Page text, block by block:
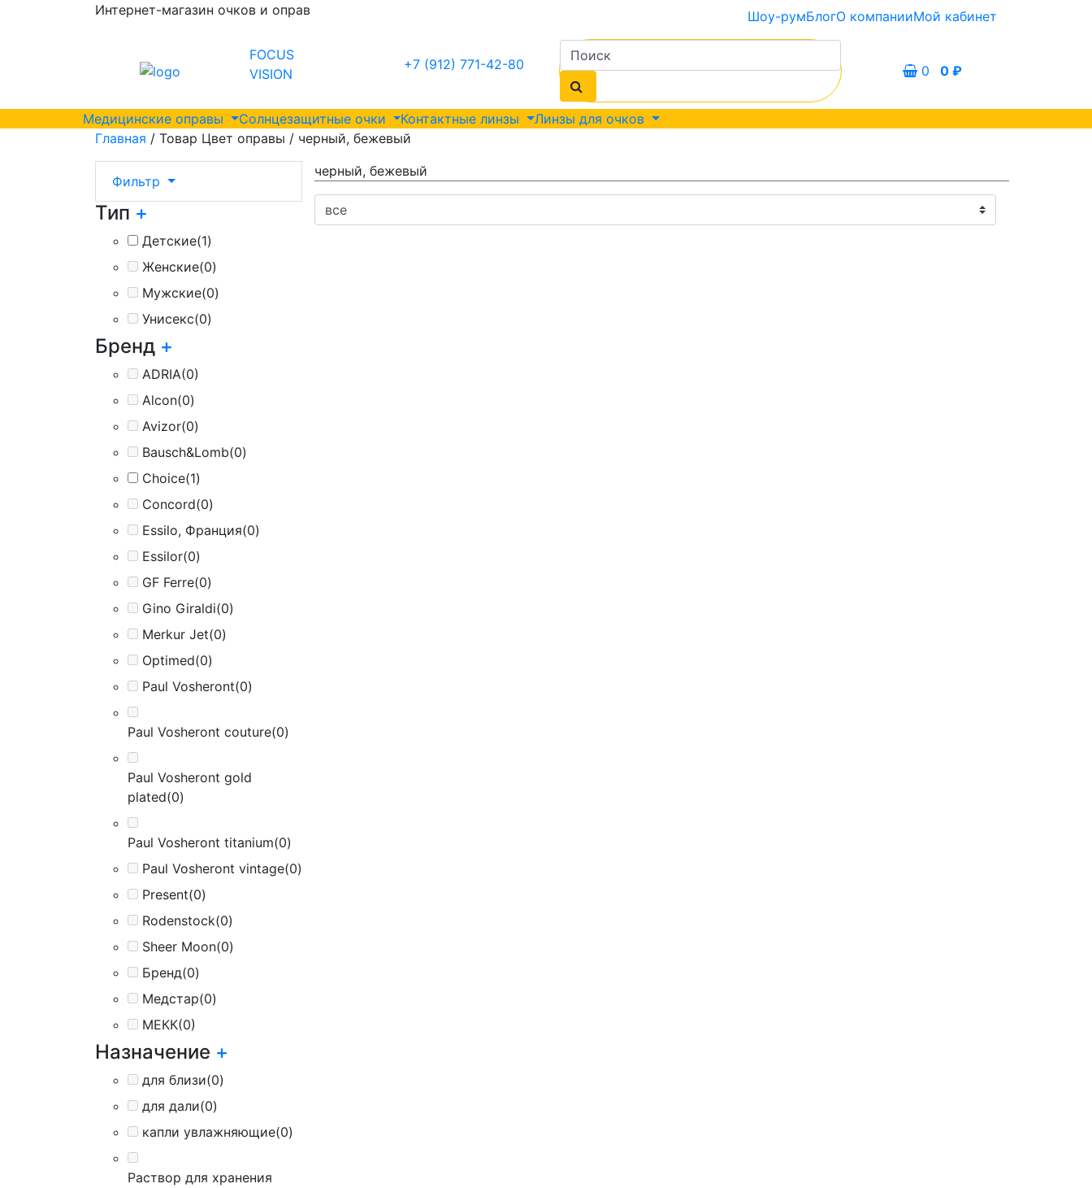
Интернет-магазин очков и оправ Шоу-румБлогО компанииМой кабинет
FOCUS
VISION
+7 (912) 771-42-80 0 0 ₽
Медицинские оправы Солнцезащитные очки Контактные линзы
Линзы для очков
Главная / Товар Цвет оправы / черный, бежевый
Фильтр
Тип +
Детские(1)
Женские(0)
Мужские(0)
Унисекс(0)
Бренд +
ADRIA(0)
Alcon(0)
Avizor(0)
Bausch&Lomb(0)
Choice(1)
Concord(0)
Essilo, Франция(0)
Essilor(0)
GF Ferre(0)
Gino Giraldi(0)
Merkur Jet(0)
Optimed(0)
Paul Vosheront(0)
Paul Vosheront couture(0)
Paul Vosheront gold
plated(0)
Paul Vosheront titanium(0)
Paul Vosheront vintage(0)
Present(0)
Rodenstock(0)
Sheer Moon(0)
Бренд(0)
Медстар(0)
МЕКК(0)
Назначение +
для близи(0)
для дали(0)
капли увлажняющие(0)
Раствор для хранения
черный, бежевый